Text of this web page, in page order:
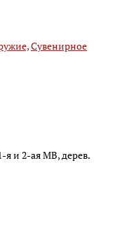
Сувенирное
я и 2-ая МВ, дерев.